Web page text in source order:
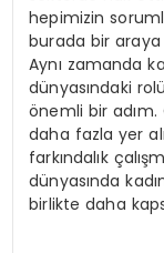
hepimizin
burada bir
Aynı zamanda
dünyasındaki
önemli bir adım.
daha fazla yer
farkındalık
dünyasında
birlikte daha